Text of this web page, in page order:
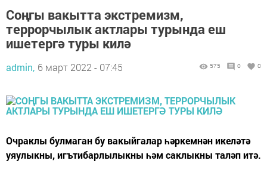
Соңгы вакытта экстремизм,
террорчылык актлары турында еш
ишетергә туры килә
admin, 6 март 2022 - 07:45 575 0 0
Очраклы булмаган бу вакыйгалар һәркемнән икеләтә
уяулыкны, игътибарлылыкны һәм саклыкны таләп итә.